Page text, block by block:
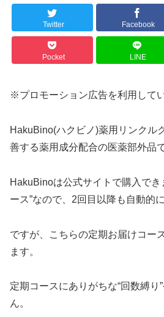
Twitter Facebook
Pocket LINE
※プロモーション広告を利用して
HakuBino(ハクビノ)薬用リンクル
善する薬用成分配合の医薬部外品で
HakuBinoは公式サイトで購入でき
ース”なので、2回目以降も自動的
ですが、こちらの定期お届けコー
ます。
定期コースにありがちな“回数縛り
ん。